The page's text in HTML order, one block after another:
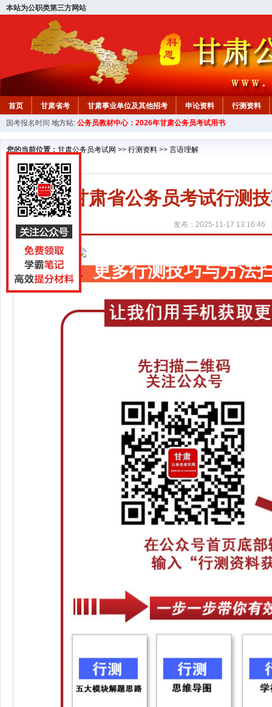
本站为公职类第三方网站
首页 甘肃省考 甘肃事业单位及其他招考 申论资料
行测资料
国考报名时间 地方站: 公务员教材中心：2026年甘肃公务员考试用书
您的当前位置： 甘肃公务员考试网 >> 行测资料 >> 言语理解
甘肃省公务员考试行测
发布：2025-11-17 13:16:46
更多行测技巧与方法